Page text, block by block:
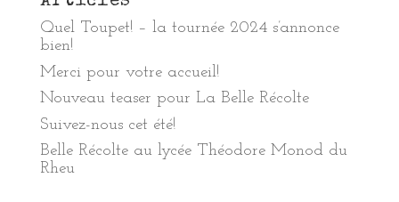
Quel Toupet! – la tournée 2024 s’annonce
bien!
Merci pour votre accueil!
Nouveau teaser pour La Belle Récolte
Suivez-nous cet été!
Belle Récolte au lycée Théodore Monod du
Rheu